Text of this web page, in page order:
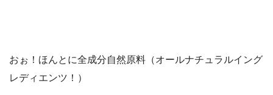
おぉ！ほんとに全成分自然原料（オールナチュラルイング
レディエンツ！）